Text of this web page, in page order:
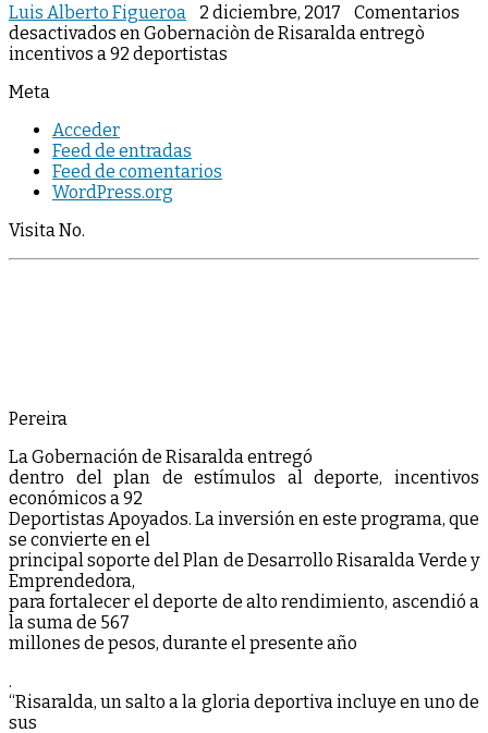
Luis Alberto Figueroa 2 diciembre, 2017
Comentarios
desactivados en Gobernaciòn de Risaralda entregò
incentivos a 92 deportistas
Meta
Acceder
Feed de entradas
Feed de comentarios
WordPress.org
Visita No.
Pereira
La Gobernación de Risaralda entregó
dentro del plan de estímulos al deporte, incentivos
económicos a 92
Deportistas Apoyados. La inversión en este programa, que
se convierte en el
principal soporte del Plan de Desarrollo Risaralda Verde y
Emprendedora,
para fortalecer el deporte de alto rendimiento, ascendió a
la suma de 567
millones de pesos, durante el presente año
.
“Risaralda, un salto a la gloria deportiva incluye en uno de
sus